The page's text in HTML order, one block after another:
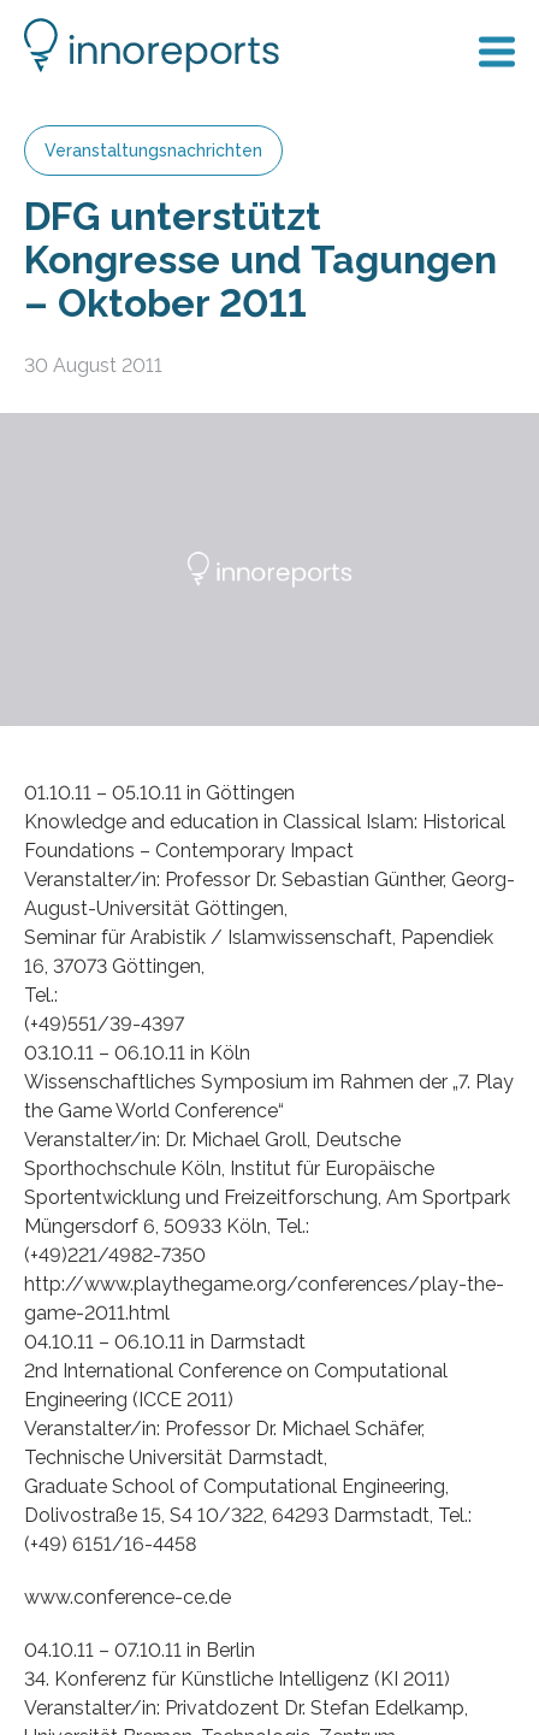
Veranstaltungsnachrichten
DFG unterstützt
Kongresse und Tagungen
– Oktober 2011
30 August 2011
01.10.11 – 05.10.11 in Göttingen
Knowledge and education in Classical Islam: Historical
Foundations – Contemporary Impact
Veranstalter/in: Professor Dr. Sebastian Günther, Georg-
August-Universität Göttingen,
Seminar für Arabistik / Islamwissenschaft, Papendiek
16, 37073 Göttingen,
Tel.:
(+49)551/39-4397
03.10.11 – 06.10.11 in Köln
Wissenschaftliches Symposium im Rahmen der „7. Play
the Game World Conference“
Veranstalter/in: Dr. Michael Groll, Deutsche
Sporthochschule Köln, Institut für Europäische
Sportentwicklung und Freizeitforschung, Am Sportpark
Müngersdorf 6, 50933 Köln, Tel.:
(+49)221/4982-7350
http://www.playthegame.org/conferences/play-the-
game-2011.html
04.10.11 – 06.10.11 in Darmstadt
2nd International Conference on Computational
Engineering (ICCE 2011)
Veranstalter/in: Professor Dr. Michael Schäfer,
Technische Universität Darmstadt,
Graduate School of Computational Engineering,
Dolivostraße 15, S4 10/322, 64293 Darmstadt, Tel.:
(+49) 6151/16-4458
www.conference-ce.de
04.10.11 – 07.10.11 in Berlin
34. Konferenz für Künstliche Intelligenz (KI 2011)
Veranstalter/in: Privatdozent Dr. Stefan Edelkamp,